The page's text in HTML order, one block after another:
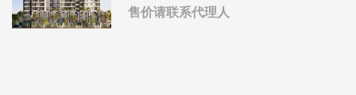
售价请联系代理人